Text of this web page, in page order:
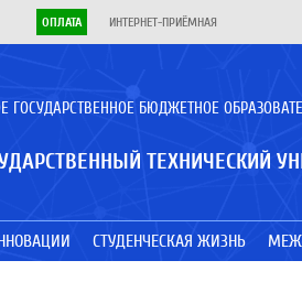
ОПЛАТА ИНТЕРНЕТ-ПРИЁМНАЯ
ГОСУДАРСТВЕННОЕ БЮДЖЕТНОЕ
ТЕХНИЧЕСКИЙ
СТУДЕНЧЕСКАЯ ЖИЗНЬ